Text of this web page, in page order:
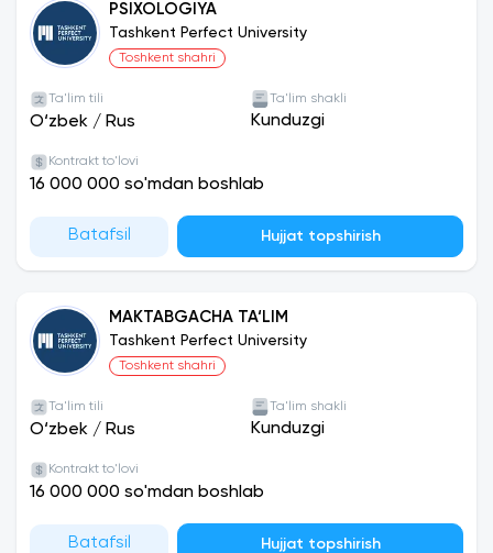
PSIXOLOGIYA
Tashkent Perfect University
Toshkent shahri
Ta'lim tili
O‘zbek / Rus
Ta'lim shakli
Kunduzgi
Kontrakt to'lovi
16 000 000 so'mdan boshlab
Batafsil Hujjat topshirish
MAKTABGACHA TA‘LIM
Tashkent Perfect University
Toshkent shahri
Ta'lim tili
O‘zbek / Rus
Ta'lim shakli
Kunduzgi
Kontrakt to'lovi
16 000 000 so'mdan boshlab
Batafsil Hujjat topshirish